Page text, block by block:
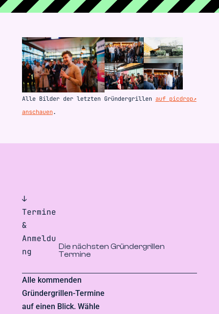
Alle Bilder der letzten Gründergrillen auf picdrop↗
anschauen.
↓
Termine
&
Anmeldu
ng
Die nächsten Gründergrillen
Termine
Alle kommenden
Gründergrillen-Termine
auf einen Blick. Wähle